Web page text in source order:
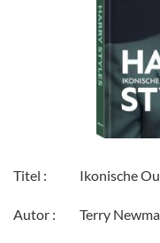
Titel : Ikonische
Autor : Terry